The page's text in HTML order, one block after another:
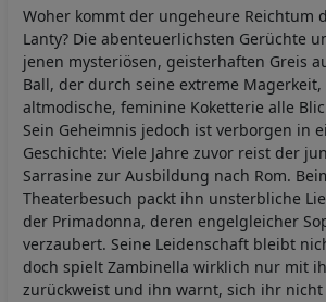
Woher kommt der ungeheure Reichtum
Lanty? Die abenteuerlichsten Gerüchte
jenen mysteriösen, geisterhaften Greis
Ball, der durch seine extreme Magerkeit,
altmodische, feminine Koketterie alle
Sein Geheimnis jedoch ist verborgen in
Geschichte: Viele Jahre zuvor reist der
Sarrasine zur Ausbildung nach Rom.
Theaterbesuch packt ihn unsterbliche
der Primadonna, deren engelgleicher
verzaubert. Seine Leidenschaft bleibt
doch spielt Zambinella wirklich nur mit
zurückweist und ihn warnt, sich ihr nicht